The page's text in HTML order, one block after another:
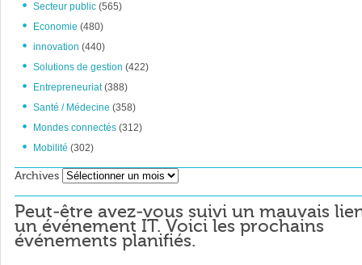
Secteur public (565)
Economie (480)
innovation (440)
Solutions de gestion (422)
Entrepreneuriat(388)
Santé / Médecine (358)
Mondes connectés (312)
Mobilité (302)
Archives Archives
Peut-être avez-vous suivi un mauvais
un événement IT. Voici les prochains
événements planifiés.